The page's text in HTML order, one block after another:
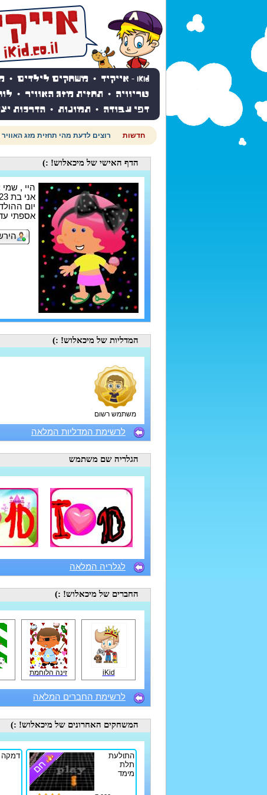
iKid - אייקיד • משחקים לילדים •
טריוויה • תחזית מזג האוויר •
דפי עבודה • תמונות • הדרכות
חדשות רוצים לדעת מהי תחזית מזג
הדף האישי של מיכאלוש! :)
היי ,
אני בת 23
יום ההולדת
אספתי עד עכשיו
המדליות של מיכאלוש! :)
משתמש רשום
לרשימת המדליות המלאה
הגלריה שם משתמש
לגלריה המלאה
החברים של מיכאלוש! :)
iKid זינה הלוחמת
לרשימת החברים המלאה
המשחקים האחרונים של מיכאלוש! :)
התולעת
תלת
מימד
דמקה